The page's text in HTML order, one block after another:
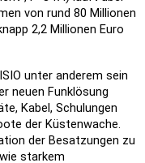
von rund 80 Millionen
2,2 Millionen Euro
unter anderem sein
neuen Funklösung
Kabel, Schulungen
der Küstenwache.
der Besatzungen zu
starkem